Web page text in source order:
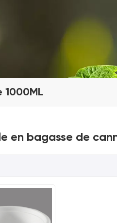
1000ML
en bagasse de